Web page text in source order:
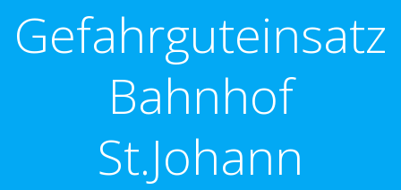
Gefahrguteinsatz
Bahnhof
St.Johann